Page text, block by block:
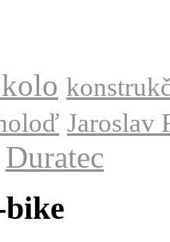
Jaroslav
Duratec